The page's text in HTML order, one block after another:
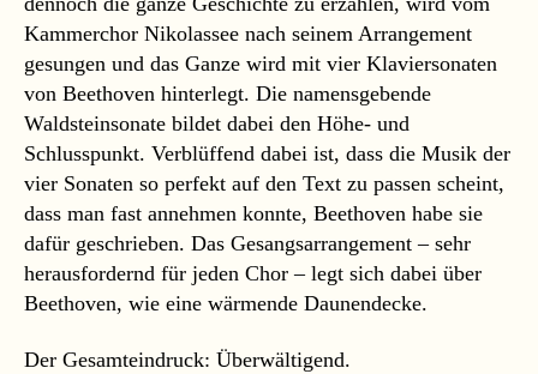
Kammerchor Nikolassee nach seinem Arrangement
gesungen und das Ganze wird mit vier Klaviersonaten
von Beethoven hinterlegt. Die namensgebende
Waldsteinsonate bildet dabei den Höhe- und
Schlusspunkt. Verblüffend dabei ist, dass die Musik der
vier Sonaten so perfekt auf den Text zu passen scheint,
dass man fast annehmen konnte, Beethoven habe sie
dafür geschrieben. Das Gesangsarrangement – sehr
herausfordernd für jeden Chor – legt sich dabei über
Beethoven, wie eine wärmende Daunendecke.
Der Gesamteindruck: Überwältigend.